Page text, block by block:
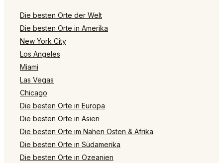
Die besten Orte der Welt
Die besten Orte in Amerika
New York City
Los Angeles
Miami
Las Vegas
Chicago
Die besten Orte in Europa
Die besten Orte in Asien
Die besten Orte im Nahen Osten & Afrika
Die besten Orte in Südamerika
Die besten Orte in Ozeanien